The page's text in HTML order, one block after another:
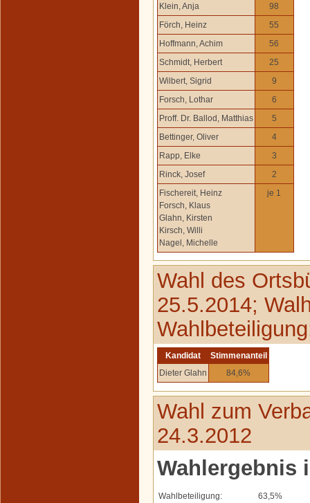
Klein, Anja
98
Förch, Heinz
55
Hoffmann, Achim
56
Schmidt, Herbert
25
Wilbert, Sigrid
9
Forsch, Lothar
6
Proff. Dr. Ballod, Matthias
5
Bettinger, Oliver
4
Rapp, Elke
3
Rinck, Josef
2
Fischereit, Heinz
Forsch, Klaus
Glahn, Kirsten
Kirsch, Willi
Nagel, Michelle
je 1
Wahl des
25.5.2014;
Kandidat
Stimmenanteil
Dieter Glahn
84,6%
Wahl zum
24.3.2012
Wahlergebnis
Wahlbeteiligung:
63,5%